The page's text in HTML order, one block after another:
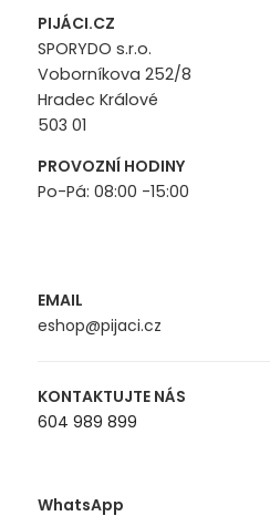
PIJÁCI.CZ
SPORYDO s.r.o.
Voborníkova 252/8
Hradec Králové
503 01
PROVOZNÍ HODINY
Po-Pá: 08:00 -15:00
EMAIL
eshop@pijaci.cz
KONTAKTUJTE NÁS
604 989 899
WhatsApp